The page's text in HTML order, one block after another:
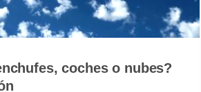
coches o nubes?